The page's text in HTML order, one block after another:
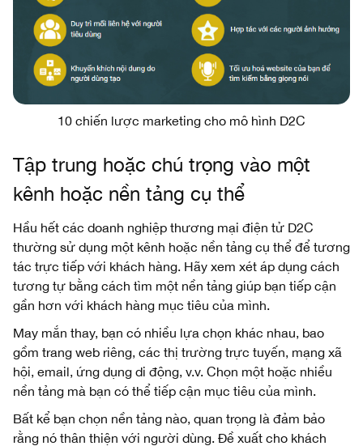
10 chiến lược marketing cho mô hình D2C
Tập trung hoặc chú trọng vào một
kênh hoặc nền tảng cụ thể
Hầu hết các doanh nghiệp thương mại điện tử D2C
thường sử dụng một kênh hoặc nền tảng cụ thể để tương
tác trực tiếp với khách hàng. Hãy xem xét áp dụng cách
tương tự bằng cách tìm một nền tảng giúp bạn tiếp cận
gần hơn với khách hàng mục tiêu của mình.
May mắn thay, bạn có nhiều lựa chọn khác nhau, bao
gồm trang web riêng, các thị trường trực tuyến, mạng xã
hội, email, ứng dụng di động, v.v. Chọn một hoặc nhiều
nền tảng mà bạn có thể tiếp cận mục tiêu của mình.
Bất kể bạn chọn nền tảng nào, quan trọng là đảm bảo
rằng nó thân thiện với người dùng. Đề xuất cho khách